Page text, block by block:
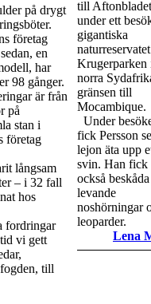
till Aftonbladet
under ett
gigantiska
naturreservatet
Krugerparken
norra
gränsen till
Mocambique.
Under
fick Persson
lejon äta upp
svin. Han fick
också
levande
noshörningar
leoparder.
Lena
på drygt
företag
en
har
98 gånger.
är från
på
stan i
företag
långsam
– i 32 fall
hos
fordringar
vi gett
till